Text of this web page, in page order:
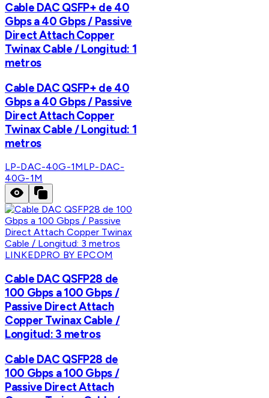
Cable DAC QSFP+ de 40
Gbps a 40 Gbps / Passive
Direct Attach Copper
Twinax Cable / Longitud: 1
metros
Cable DAC QSFP+ de 40
Gbps a 40 Gbps / Passive
Direct Attach Copper
Twinax Cable / Longitud: 1
metros
LP-DAC-40G-1MLP-DAC-
40G-1M
LINKEDPRO BY EPCOM
Cable DAC QSFP28 de
100 Gbps a 100 Gbps /
Passive Direct Attach
Copper Twinax Cable /
Longitud: 3 metros
Cable DAC QSFP28 de
100 Gbps a 100 Gbps /
Passive Direct Attach